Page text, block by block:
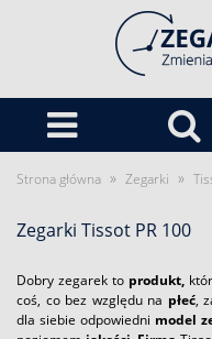
Strona główna » Zegarki »
Zegarki Tissot PR 100
Dobry zegarek to produkt,
coś, co bez względu na płeć,
dla siebie odpowiedni model